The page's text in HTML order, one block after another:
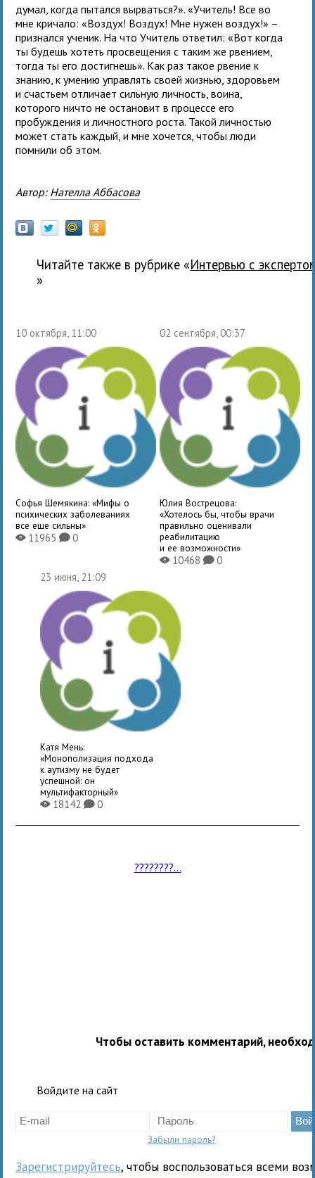
думал, когда пытался вырваться?». «Учитель! Все во
мне кричало: «Воздух! Воздух! Мне нужен воздух!» –
признался ученик. На что Учитель ответил: «Вот когда
ты будешь хотеть просвещения с таким же рвением,
тогда ты его достигнешь». Как раз такое рвение к
знанию, к умению управлять своей жизнью, здоровьем
и счастьем отличает сильную личность, воина,
которого ничто не остановит в процессе его
пробуждения и личностного роста. Такой личностью
может стать каждый, и мне хочется, чтобы люди
помнили об этом.
Автор: Нателла Аббасова
Читайте также в рубрике «
Интервью с
»
10 октября, 11:00
Софья Шемякина: «Мифы о
психических заболеваниях
все еще сильны»
X11965K0
02 сентября, 00:37
Юлия Вострецова:
«Хотелось бы, чтобы врачи
правильно оценивали
реабилитацию
и ее возможности»
X10468 K0
23 июня, 21:09
Катя Мень:
«Монополизация подхода
к аутизму не будет
успешной: он
мультифакторный»
X18142K0
????????...
Чтобы оставить комментарий,
Войдите на сайт
Забыли пароль?
Зарегистрируйтесь, чтобы воспользоваться всеми